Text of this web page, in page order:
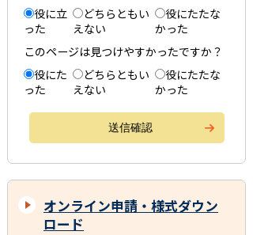
役に立
った
どちらともい
えない
役にたたな
かった
このページは見つけやすかったですか？
役にた
った
どちらともい
えない
役にたたな
かった
オンライン申請・様式ダウン
ロード